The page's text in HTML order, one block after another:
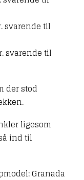
svarende til
svarende til
der stod
ligesom
ind til
Granada